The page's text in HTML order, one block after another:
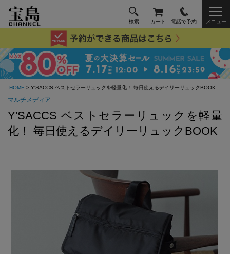
検索 カート 電話で予約 メニュー
HOME > Y'SACCS ベストセラーリュックを軽量化！ 毎日使えるデイリーリュックBOOK
マルチメディア
Y'SACCS ベストセラーリュックを軽量
化！ 毎日使えるデイリーリュックBOOK